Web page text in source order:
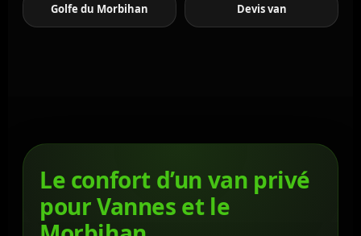
Golfe du Morbihan Devis van
Le confort d’un van privé
pour Vannes et le